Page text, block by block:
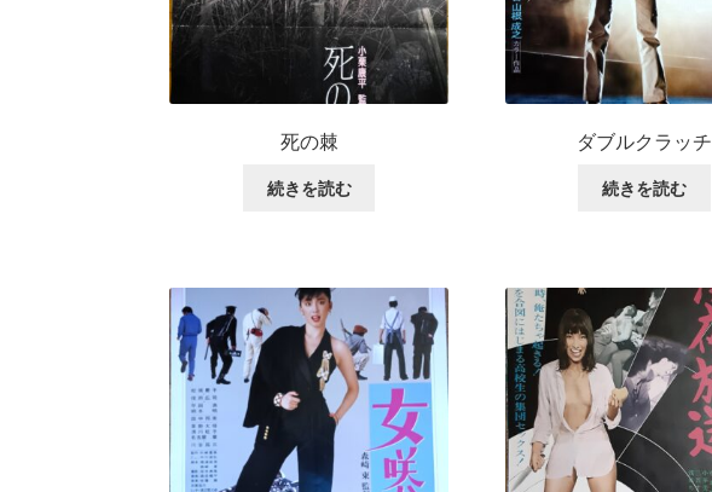
死の棘
続きを読む
ダブルクラッチ
続きを読む